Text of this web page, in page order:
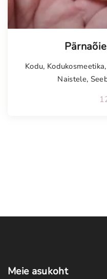
Kodu, Kodukosmeetika,
Naistele,
Meie asukoht